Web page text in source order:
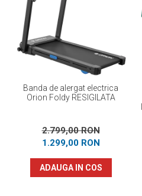
Banda de alergat electrica
Orion Foldy RESIGILATA
2.799,00 RON
1.299,00 RON
ADAUGA IN COS